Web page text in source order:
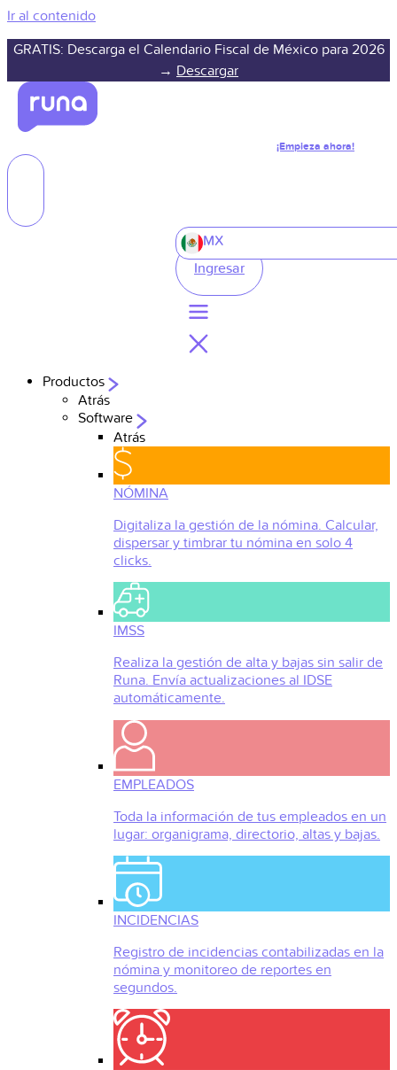
Ir al contenido
GRATIS: Descarga el Calendario Fiscal de México para 2026
→ Descargar
¡Empieza ahora!
MX
Ingresar
Productos
Atrás
Software
Atrás
NÓMINA
Digitaliza la gestión de la nómina. Calcular,
dispersar y timbrar tu nómina en solo 4
clicks.
IMSS
Realiza la gestión de alta y bajas sin salir de
Runa. Envía actualizaciones al IDSE
automáticamente.
EMPLEADOS
Toda la información de tus empleados en un
lugar: organigrama, directorio, altas y bajas.
INCIDENCIAS
Registro de incidencias contabilizadas en la
nómina y monitoreo de reportes en
segundos.